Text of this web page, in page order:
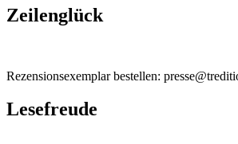
Zeilenglück
Rezensionsexemplar bestellen:
Lesefreude